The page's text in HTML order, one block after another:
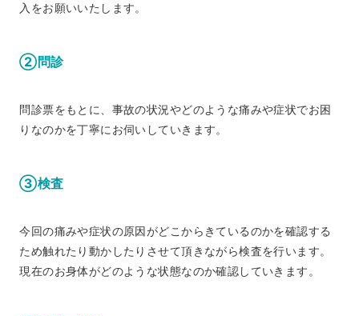
入をお願いいたします。
②問診
問診票をもとに、事故の状況やどのような痛みや症状でお困
りなのかを丁寧にお伺いしていきます。
③検査
今回の痛みや症状の原因がどこからきているのかを確認する
ため触れたり動かしたりさせて頂きながら検査を行います。
現在のお身体がどのような状態なのか確認していきます。